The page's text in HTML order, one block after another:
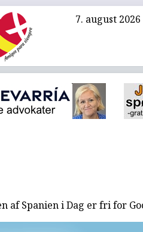
7. august 2026
af Spanien i Dag er fri for